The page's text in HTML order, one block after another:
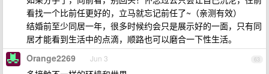
看找一个比前任更好的，立马就忘记前任了~（亲测有效）
结婚前至少同居一年，很多时候约会只是展示好的一面，只有同
居才能看到生活中的点滴，顺路也可以磨合一下性生活。
63
Orange2269 Jun 3